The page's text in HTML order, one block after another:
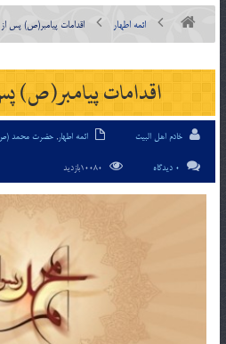
ائمه اطهار اقدامات پیامبر(ص) پس
اقدامات پیامبر(ص)
خادم اهل البیت ائمه اطهار, حضرت محمد
0 دیدگاه